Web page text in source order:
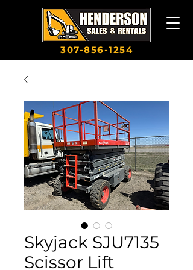
307-856-1254
Skyjack SJU7135
Scissor Lift